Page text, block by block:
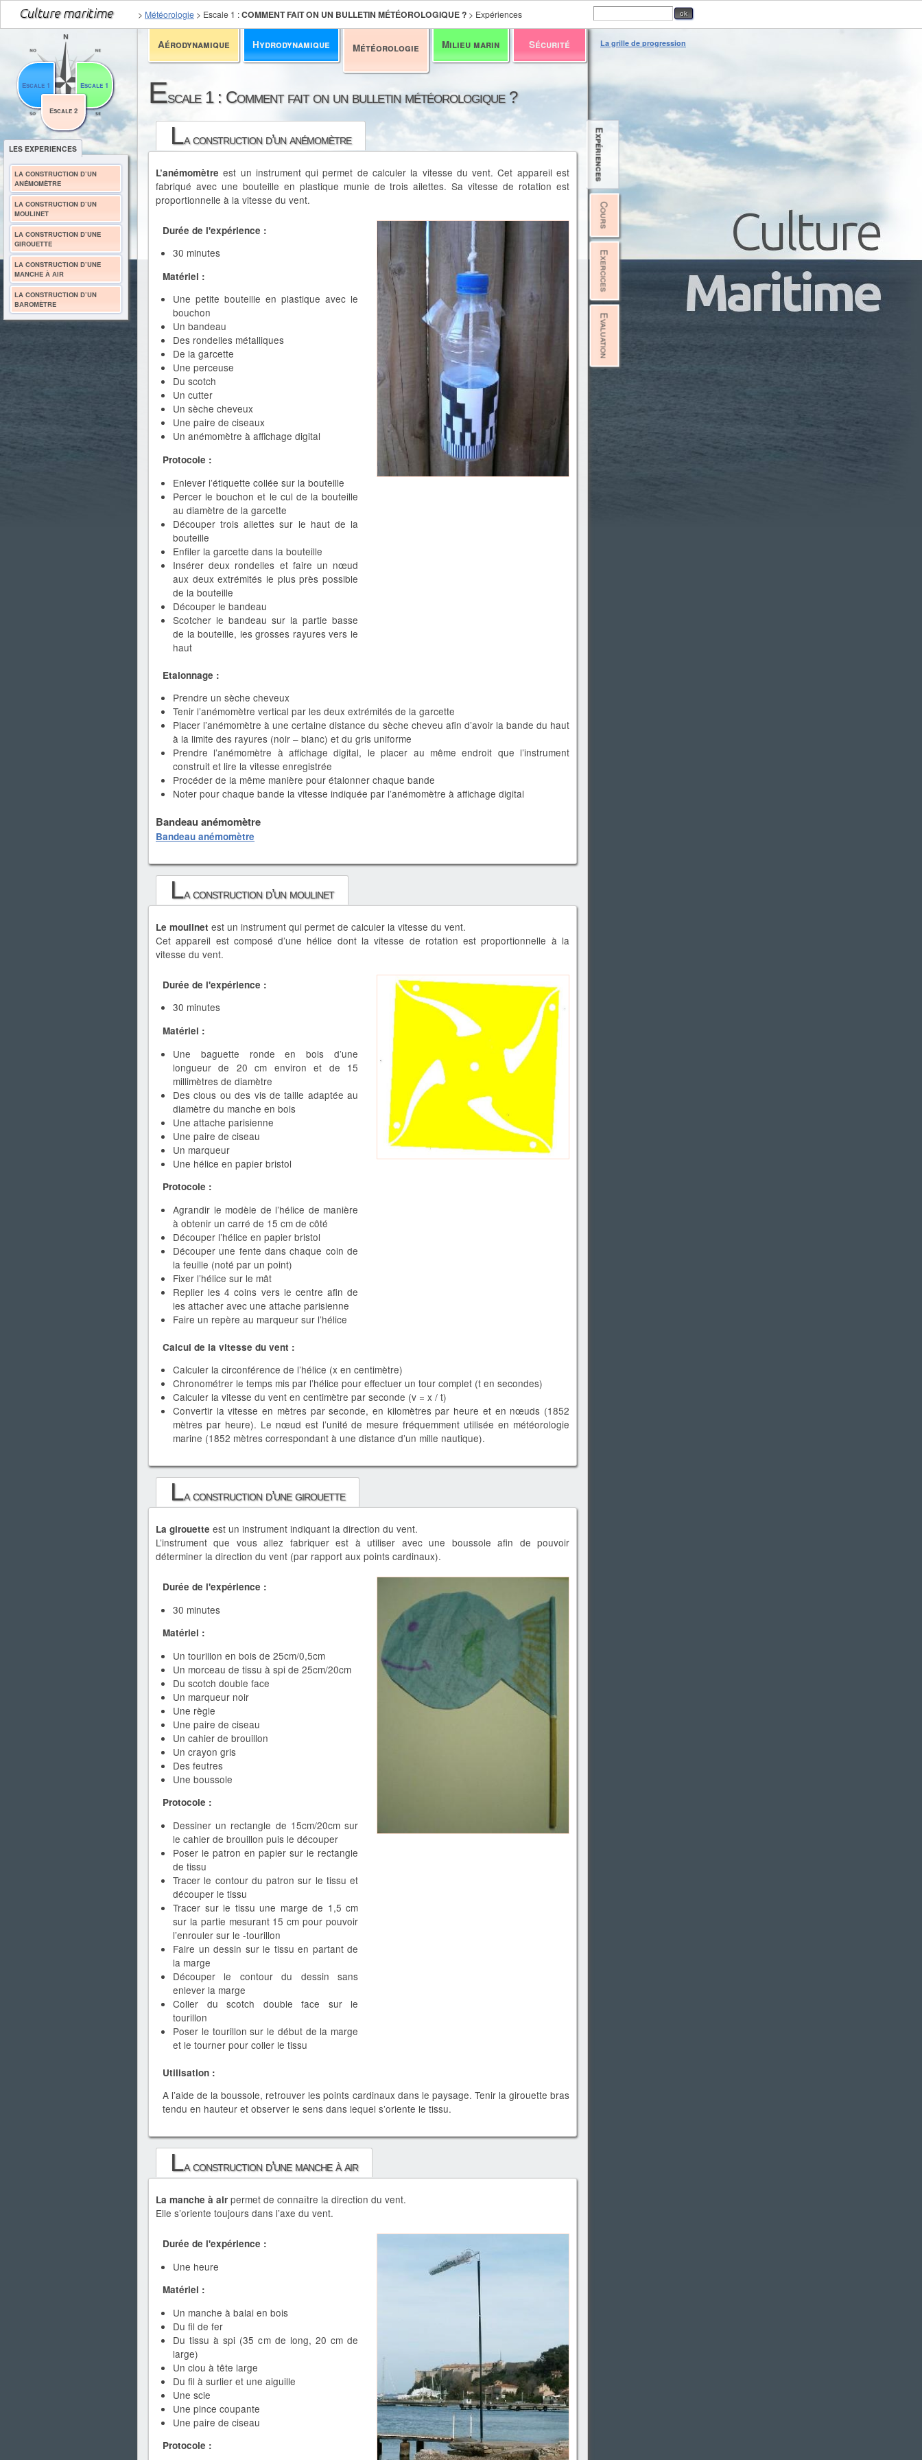
Aérodynamique Hydrodynamique Météorologie Milieu marin Sécurité
> Météorologie > Escale 1 :COMMENT FAIT ON UN BULLETIN MÉTÉOROLOGIQUE ? > Expériences
La grille de progression
Escale 1 : Comment fait on un bulletin météorologique ?
Expériences
Cours
Exercices
Evaluation
LES EXPERIENCES
LA CONSTRUCTION D’UN
ANÉMOMÈTRE
LA CONSTRUCTION D’UN
MOULINET
LA CONSTRUCTION D’UNE
GIROUETTE
LA CONSTRUCTION D’UNE
MANCHE À AIR
LA CONSTRUCTION D’UN
BAROMÈTRE
La construction d’un anémomètre
L’anémomètreest un instrument qui permet de calculer la vitesse du vent. Cet appareil est
fabriqué avec une bouteille en plastique munie de trois ailettes. Sa vitesse de rotation est
proportionnelle à la vitesse du vent.
Durée de l'expérience :
30 minutes
Matériel :
Une petite bouteille en plastique avec le
bouchon
Un bandeau
Des rondelles métalliques
De la garcette
Une perceuse
Du scotch
Un cutter
Un sèche cheveux
Une paire de ciseaux
Un anémomètre à affichage digital
Protocole :
Enlever l’étiquette collée sur la bouteille
Percer le bouchon et le cul de la bouteille
au diamètre de la garcette
Découper trois ailettes sur le haut de la
bouteille
Enfiler la garcette dans la bouteille
Insérer deux rondelles et faire un nœud
aux deux extrémités le plus près possible
de la bouteille
Découper le bandeau
Scotcher le bandeau sur la partie basse
de la bouteille, les grosses rayures vers le
haut
Etalonnage :
Prendre un sèche cheveux
Tenir l’anémomètre vertical par les deux extrémités de la garcette
Placer l’anémomètre à une certaine distance du sèche cheveu afin d’avoir la bande du haut
à la limite des rayures (noir – blanc) et du gris uniforme
Prendre l’anémomètre à affichage digital, le placer au même endroit que l’instrument
construit et lire la vitesse enregistrée
Procéder de la même manière pour étalonner chaque bande
Noter pour chaque bande la vitesse indiquée par l’anémomètre à affichage digital
Bandeau anémomètre
Bandeau anémomètre
La construction d’un moulinet
Le moulinet est un instrument qui permet de calculer la vitesse du vent.
Cet appareil est composé d’une hélice dont la vitesse de rotation est proportionnelle à la
vitesse du vent.
Durée de l'expérience :
30 minutes
Matériel :
Une baguette ronde en bois d’une
longueur de 20 cm environ et de 15
millimètres de diamètre
Des clous ou des vis de taille adaptée au
diamètre du manche en bois
Une attache parisienne
Une paire de ciseau
Un marqueur
Une hélice en papier bristol
Protocole :
Agrandir le modèle de l’hélice de manière
à obtenir un carré de 15 cm de côté
Découper l’hélice en papier bristol
Découper une fente dans chaque coin de
la feuille (noté par un point)
Fixer l’hélice sur le mât
Replier les 4 coins vers le centre afin de
les attacher avec une attache parisienne
Faire un repère au marqueur sur l’hélice
Calcul de la vitesse du vent :
Calculer la circonférence de l’hélice (x en centimètre)
Chronométrer le temps mis par l’hélice pour effectuer un tour complet (t en secondes)
Calculer la vitesse du vent en centimètre par seconde (v = x / t)
Convertir la vitesse en mètres par seconde, en kilomètres par heure et en nœuds (1852
mètres par heure). Le nœud est l’unité de mesure fréquemment utilisée en météorologie
marine (1852 mètres correspondant à une distance d’un mille nautique).
La construction d’une girouette
La girouette est un instrument indiquant la direction du vent.
L’instrument que vous allez fabriquer est à utiliser avec une boussole afin de pouvoir
déterminer la direction du vent (par rapport aux points cardinaux).
Durée de l'expérience :
30 minutes
Matériel :
Un tourillon en bois de 25cm/0,5cm
Un morceau de tissu à spi de 25cm/20cm
Du scotch double face
Un marqueur noir
Une règle
Une paire de ciseau
Un cahier de brouillon
Un crayon gris
Des feutres
Une boussole
Protocole :
Dessiner un rectangle de 15cm/20cm sur
le cahier de brouillon puis le découper
Poser le patron en papier sur le rectangle
de tissu
Tracer le contour du patron sur le tissu et
découper le tissu
Tracer sur le tissu une marge de 1,5 cm
sur la partie mesurant 15 cm pour pouvoir
l’enrouler sur le -tourillon
Faire un dessin sur le tissu en partant de
la marge
Découper le contour du dessin sans
enlever la marge
Coller du scotch double face sur le
tourillon
Poser le tourillon sur le début de la marge
et le tourner pour coller le tissu
Utilisation :
A l’aide de la boussole, retrouver les points cardinaux dans le paysage. Tenir la girouette bras
tendu en hauteur et observer le sens dans lequel s’oriente le tissu.
La construction d’une manche à air
La manche à air permet de connaître la direction du vent.
Elle s’oriente toujours dans l’axe du vent.
Durée de l'expérience :
Une heure
Matériel :
Un manche à balai en bois
Du fil de fer
Du tissu à spi (35 cm de long, 20 cm de
large)
Un clou à tête large
Du fil à surlier et une aiguille
Une scie
Une pince coupante
Une paire de ciseau
Protocole :
Escale 1
Escale 1
Escale 2